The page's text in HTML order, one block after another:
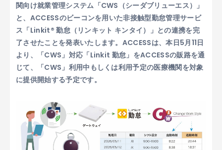
関向け就業管理システム「CWS（シーダブリューエス）」
と、ACCESSのビーコンを用いた非接触型勤怠管理サービ
ス「Linkit® 勤怠（リンキット キンタイ）」との連携を完
了させたことを発表いたします。ACCESSは、本日5月11日
より、「CWS」対応「Linkit 勤怠」をACCESSの販路を通
じて、「CWS」利用中もしくは利用予定の医療機関を対象
に提供開始する予定です。